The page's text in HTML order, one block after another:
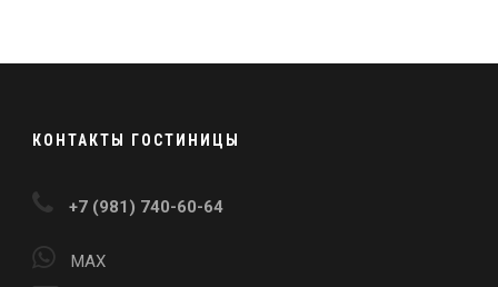
КОНТАКТЫ ГОСТИНИЦЫ
+7 (981) 740-60-64
MAX